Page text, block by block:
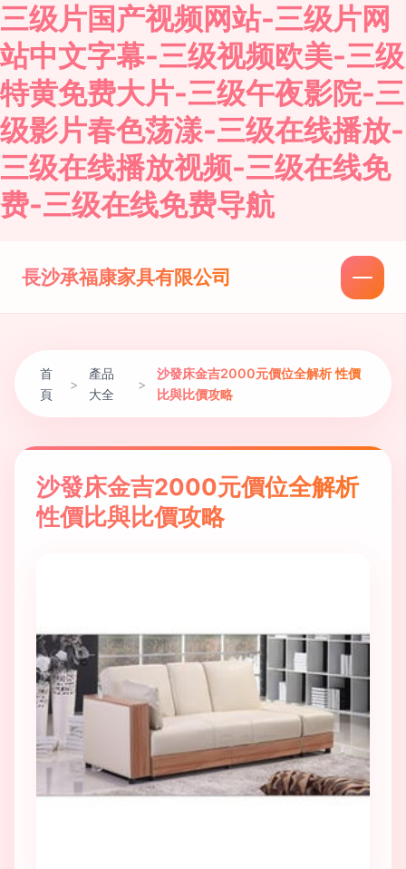
三级片国产视频网站-三级片网
站中文字幕-三级视频欧美-三级
特黄免费大片-三级午夜影院-三
级影片春色荡漾-三级在线播放-
三级在线播放视频-三级在线免
费-三级在线免费导航
長沙承福康家具有限公司
首
頁
>
產品
大全
>
沙發床金吉2000元價位全解析 性價
比與比價攻略
沙發床金吉2000元價位全解析
性價比與比價攻略